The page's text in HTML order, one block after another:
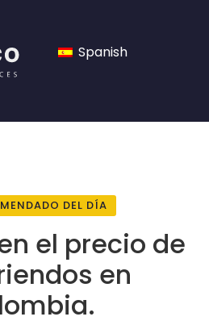
Spanish
DEL DÍA
el precio de
en